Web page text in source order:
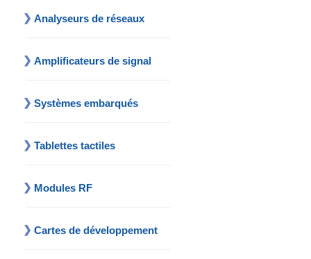
Analyseurs de réseaux
Amplificateurs de signal
Systèmes embarqués
Tablettes tactiles
Modules RF
Cartes de développement